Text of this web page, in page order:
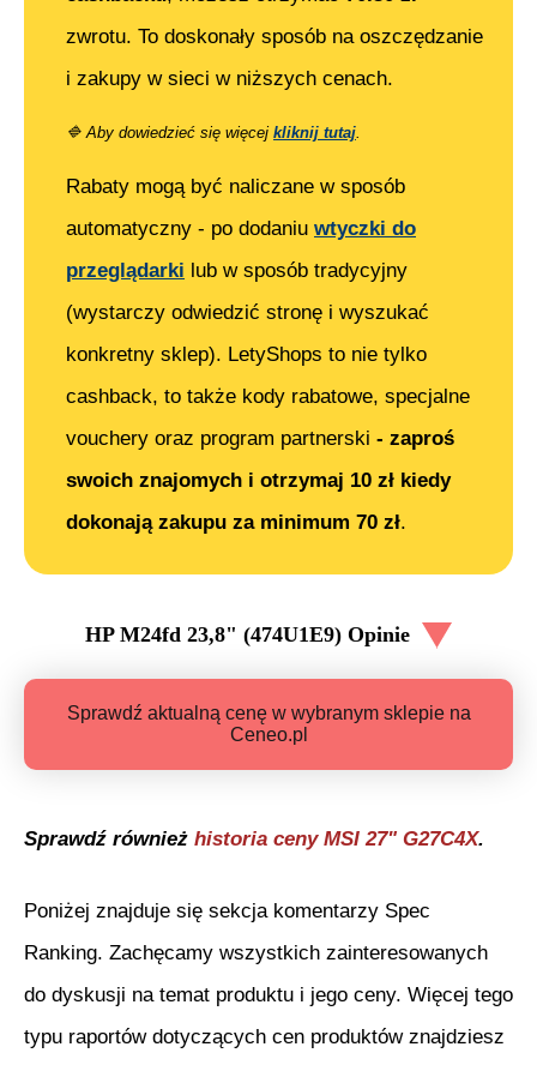
zwrotu. To doskonały sposób na oszczędzanie
i zakupy w sieci w niższych cenach.
🔷 Aby dowiedzieć się więcej kliknij tutaj.
Rabaty mogą być naliczane w sposób
automatyczny - po dodaniu wtyczki do
przeglądarki lub w sposób tradycyjny
(wystarczy odwiedzić stronę i wyszukać
konkretny sklep). LetyShops to nie tylko
cashback, to także kody rabatowe, specjalne
vouchery oraz program partnerski - zaproś
swoich znajomych i otrzymaj 10 zł kiedy
dokonają zakupu za minimum 70 zł.
HP M24fd 23,8" (474U1E9) Opinie
Sprawdź aktualną cenę w wybranym sklepie na
Ceneo.pl
Sprawdź również historia ceny MSI 27" G27C4X.
Poniżej znajduje się sekcja komentarzy Spec
Ranking. Zachęcamy wszystkich zainteresowanych
do dyskusji na temat produktu i jego ceny. Więcej tego
typu raportów dotyczących cen produktów znajdziesz